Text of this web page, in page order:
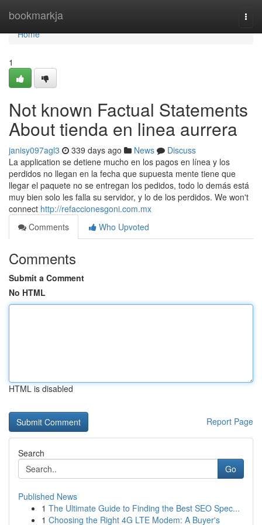
bookmarkja
Home
Home
1
Not known Factual Statements
About tienda en linea aurrera
janisy097agl3 339 days ago News
Discuss
La application se detiene mucho en los pagos en línea y los
perdidos no llegan en la fecha que supuesta mente tiene que
llegar el paquete no se entregan los pedidos, todo lo demás está
muy bien solo les falla su servidor, y lo de los perdidos. We won't
connect http://refaccionesgoni.com.mx
Comments
Who Upvoted
Comments
Submit a Comment
No HTML
HTML is disabled
Report Page
Search
Go
Published News
1 The Ultimate Guide to Finding the Best SEO Spec...
1 Choosing the Right 4G LTE Modem: A Buyer's